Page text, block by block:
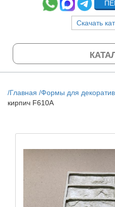
/Главная /Формы для
кирпич F610A
Скачать